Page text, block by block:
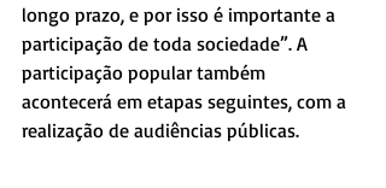
longo prazo, e por isso é importante a
participação de toda sociedade”. A
participação popular também
acontecerá em etapas seguintes, com a
realização de audiências públicas.